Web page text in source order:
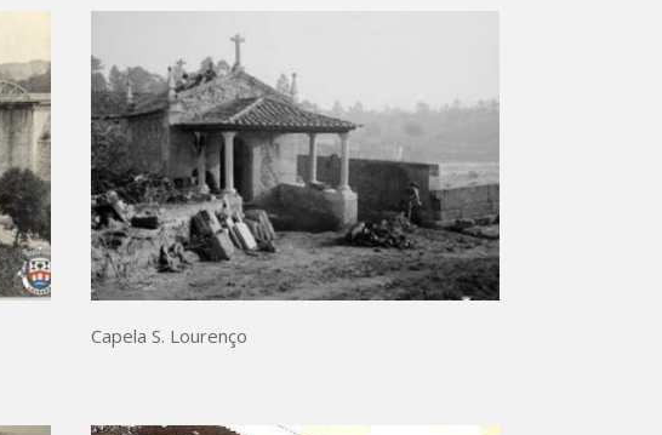
Capela S. Lourenço